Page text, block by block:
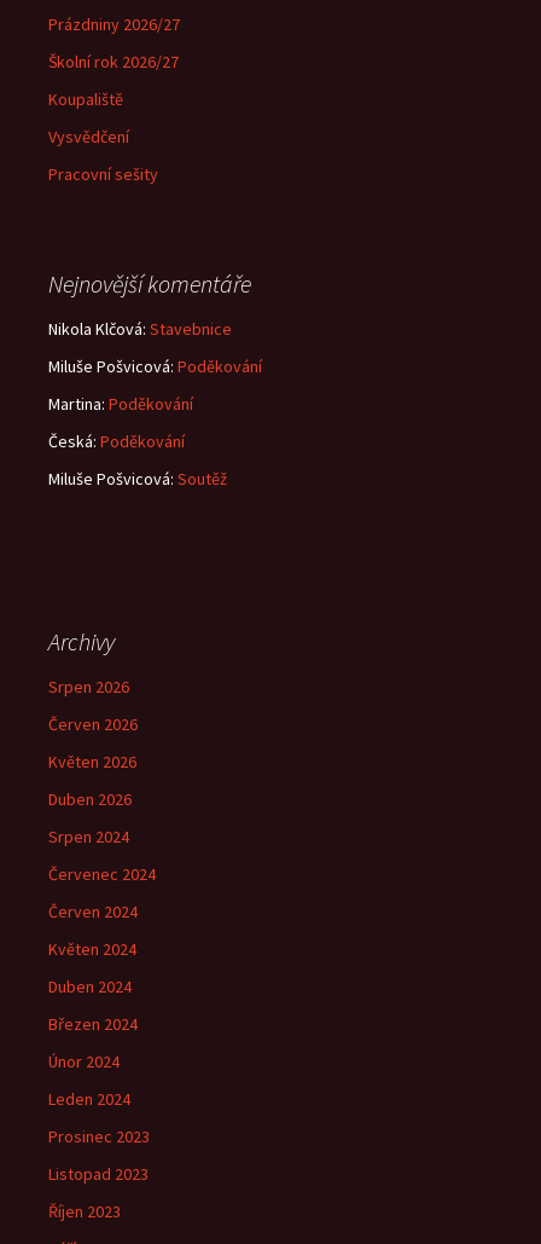
Prázdniny 2026/27
Školní rok 2026/27
Koupaliště
Vysvědčení
Pracovní sešity
Nejnovější komentáře
Nikola Klčová: Stavebnice
Miluše Pošvicová: Poděkování
Martina: Poděkování
Česká: Poděkování
Miluše Pošvicová: Soutěž
Archivy
Srpen 2026
Červen 2026
Květen 2026
Duben 2026
Srpen 2024
Červenec 2024
Červen 2024
Květen 2024
Duben 2024
Březen 2024
Únor 2024
Leden 2024
Prosinec 2023
Listopad 2023
Říjen 2023